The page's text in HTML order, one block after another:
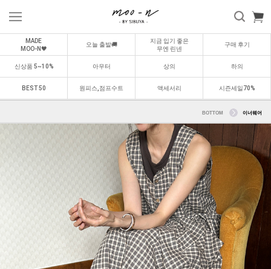
MADE
MOO-N🖤
오늘 출발🚚
지금 입기 좋은
무엔 린넨
구매 후기
신상품 5~10% 아우터 상의 하의
BEST 50 원피스,점프수트 액세서리 시즌세일70%
BOTTOM 이너웨어